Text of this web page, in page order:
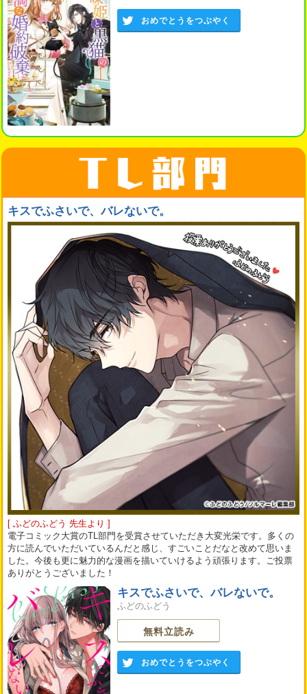
おめでとうをつぶやく
キスでふさいで、バレないで。
[ ふどのふどう 先生より ]
電子コミック大賞のTL部門を受賞させていただき大変光栄です。多くの
方に読んでいただいているんだと感じ、すごいことだなと改めて思いま
した。今後も更に魅力的な漫画を描いていけるよう頑張ります。ご投票
ありがとうございました！
キスでふさいで、バレないで。
ふどのふどう
無料立読み
おめでとうをつぶやく